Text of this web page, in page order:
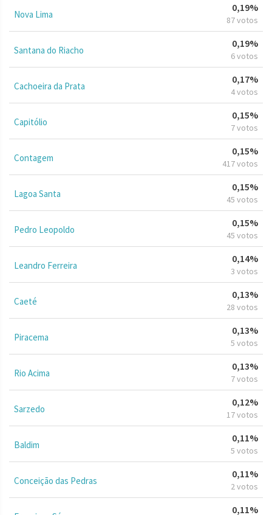
Nova Lima
0,19%
87 votos
Santana do Riacho
0,19%
6 votos
Cachoeira da Prata
0,17%
4 votos
Capitólio
0,15%
7 votos
Contagem
0,15%
417 votos
Lagoa Santa
0,15%
45 votos
Pedro Leopoldo
0,15%
45 votos
Leandro Ferreira
0,14%
3 votos
Caeté
0,13%
28 votos
Piracema
0,13%
5 votos
Rio Acima
0,13%
7 votos
Sarzedo
0,12%
17 votos
Baldim
0,11%
5 votos
Conceição das Pedras
0,11%
2 votos
0,11%